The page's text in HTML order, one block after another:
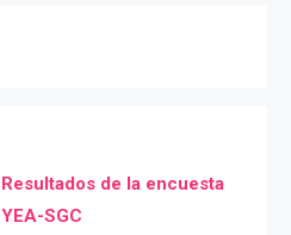
Resultados de la encuesta
YEA-SGC